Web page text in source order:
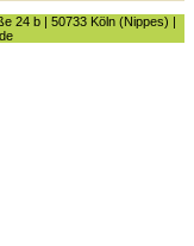
24 b | 50733 Köln (Nippes) |